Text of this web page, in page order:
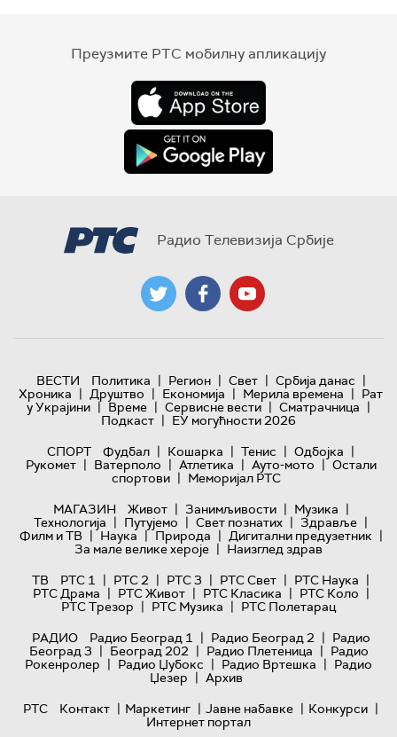
Преузмите РТС мобилну апликацију
Радио Телевизија Србије
ВЕСТИ Политика | Регион | Свет | Србија данас |
Хроника | Друштво | Економија | Мерила времена | Рат
у Украјини | Време | Сервисне вести | Сматрачница |
Подкаст | ЕУ могућности 2026
СПОРТ
Фудбал | Кошарка | Тенис | Одбојка |
Рукомет | Ватерполо | Атлетика | Ауто-мото | Остали
спортови | Меморијал РТС
МАГАЗИН
Живот | Занимљивости | Музика |
Технологијa | Путујемо | Свет познатих | Здравље |
Филм и ТВ | Наука | Природа | Дигитални предузетник |
За мале велике хероје | Наизглед здрав
ТВ
РТС 1 | РТС 2 | РТС 3 | РТС Свет | РТС Наука |
РТС Драма | РТС Живот | РТС Класика | РТС Коло |
РТС Трезор | РТС Музика | РТС Полетарац
РАДИО
Радио Београд 1 | Радио Београд 2 | Радио
Београд 3 | Београд 202 | Радио Плетеница | Радио
Рокенролер | Радио Џубокс | Радио Вртешка | Радио
Џезер | Архив
РТС
Контакт | Маркетинг | Јавне набавке | Конкурси |
Интернет портал